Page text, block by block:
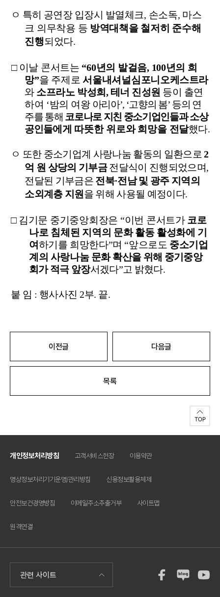
ㅇ 특히 공연장 입장시 발열체크, 손소독, 마스
크 의무착용 등 방역대책을 철저히 준수해
진행되었다.
□ 이날 콘서트는 “60년의 발걸음, 100년의 희
망”을 주제로 서울내셔널심포니 오케스트라
와 소프라노 박성희 , 테너 진성원 등이
출연
하여 ‘밤의 여왕 아리아’, ‘고향의 봄’ 등의 연
주를통해 코로나로 지친 중소기업인들과 소상
공인들에게 따뜻한 위로와 희망을 전달했다.
ㅇ 또한 중소기업계 사랑나눔 활동의 일환으로 2
억 원 상당의 기부금 전달식이 진행되었으며,
전달된 기부금은 전북·전남 및 광주 지역의
소외계층 지원 을 위해 사용될 예정이다.
□ 김기문 중기중앙회장은 “이번 콘서트가 코로
나로 침체된 지역의 문화 활동 활성화에 기
여하기를 희망한다”며 “앞으로도 중소기업
계의 사랑나눔 문화 확산을 위해 중기중앙
회가 적극 앞장서겠다”고 밝혔다.
붙 임 : 행사사진 2부. 끝.
이전글 다음글
목록
개인정보처리방침 고객서비스헌장 이용약관
영상정보처리기기운영/관리방침 신용정보활용체제
안전보건경영방침 이메일주소추출거부 사이트맵
원격연결